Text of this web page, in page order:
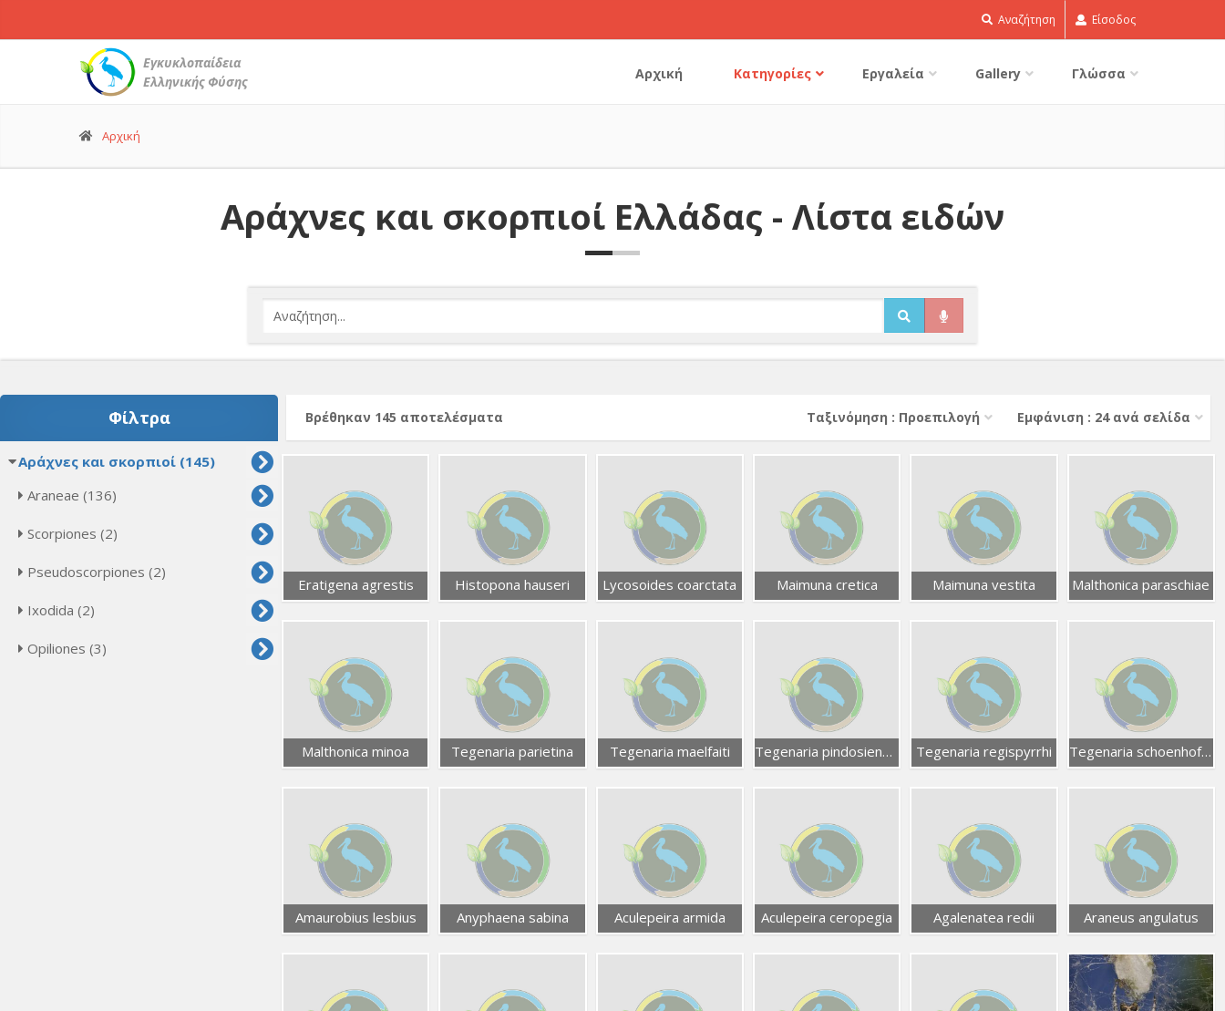
Αναζήτηση Είσοδος
Εγκυκλοπαίδεια
Ελληνικής Φύσης
Αρχική Κατηγορίες Εργαλεία Gallery Γλώσσα
Αρχική
Αράχνες και σκορπιοί Ελλάδας - Λίστα ειδών
Φίλτρα
Αράχνες και σκορπιοί (145)
Araneae (136)
Scorpiones (2)
Pseudoscorpiones (2)
Ixodida (2)
Opiliones (3)
Βρέθηκαν 145 αποτελέσματα Εμφάνιση : 24 ανά σελίδα
Тαξινόμηση : Προεπιλογή
Eratigena agrestis Histopona hauseri Lycosoides coarctata Maimuna cretica Maimuna vestita Malthonica paraschiae
Malthonica minoa Tegenaria parietina Tegenaria maelfaiti Tegenaria pindosiensis Tegenaria regispyrrhi Tegenaria schoenhoferi
Amaurobius lesbius Anyphaena sabina Aculepeira armida Aculepeira ceropegia Agalenatea redii Araneus angulatus